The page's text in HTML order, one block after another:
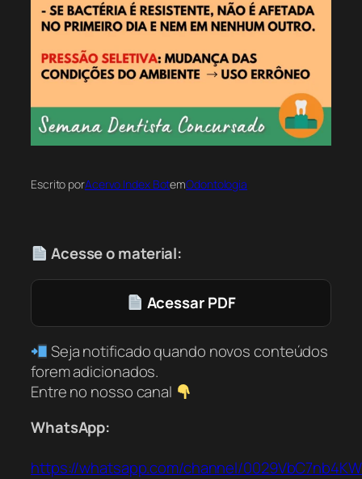
Escrito porAcervo Index BotemOdontologia
Acesse o material:
Acessar PDF
Seja notificado quando novos conteúdos
forem adicionados.
Entre no nosso canal
WhatsApp:
https://whatsapp.com/channel/